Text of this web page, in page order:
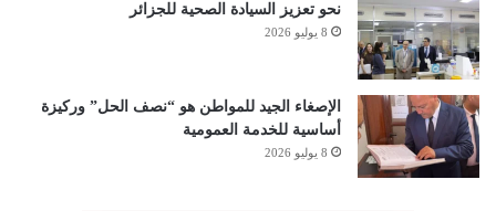
نحو تعزيز السيادة الصحية للجزائر
8 يوليو 2026
الإصغاء الجيد للمواطن هو “نصف الحل” وركيزة
أساسية للخدمة العمومية
8 يوليو 2026